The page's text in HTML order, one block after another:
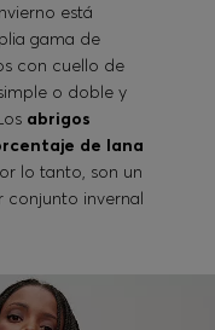
está
gama de
con cuello de
o doble y
abrigos
de lana
lo tanto, son un
conjunto invernal